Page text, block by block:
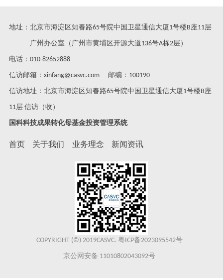
地址：北京市海淀区知春路65号院中国卫星通信大厦1号楼B座11层
广州办公室（广州市黄埔区开源大道136号A栋2层）
电话：010-82652888
信访邮箱：xinfang@casvc.com 邮编：100190
信访地址：北京市海淀区知春路65号院中国卫星通信大厦1号楼B座
11层 信访（收）
国科科技成果转化母基金投资管理系统
首页 关于我们 业务理念 新闻资讯
COPYRIGHT (©) 2019CASVC. 粤ICP备2023095542号
京公网安备 11010802043092号